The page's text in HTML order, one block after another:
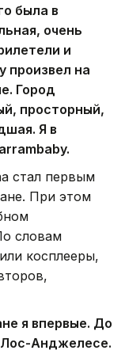
была в
очень
и
произвел на
Город
просторный,
Я в
стал первым
При этом
словам
косплееры,
я впервые. До
Лос-Анджелесе.